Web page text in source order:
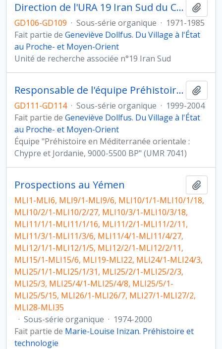
Direction de l'URA 19 Iran Sud du Centre de recherches archéologiques (CNRS)
GD106-GD109 · Sous-série organique · 1971-1985
Fait partie de Geneviève Dollfus. Du Village à l'État
au Proche- et Moyen-Orient
Unité de recherche associée n°19 Iran Sud
Responsable de l'équipe Préhistoire en Méditerranée orientale (UMR 7041, Archéologies et Sciences de l'Antiquité)
GD111-GD114 · Sous-série organique · 1999-2004
Fait partie de Geneviève Dollfus. Du Village à l'État
au Proche- et Moyen-Orient
Équipe "Préhistoire en Méditerranée orientale :
Chypre et Jordanie, 9000-5500 BP" (UMR 7041)
Prospections au Yémen
MLI1-MLI6, MLI9/1-MLI9/6, MLI10/1/1-MLI10/1/18,
MLI10/2/1-MLI10/2/27, MLI10/3/1-MLI10/3/18,
MLI11/1/1-MLI11/1/16, MLI11/2/1-MLI11/2/11,
MLI11/3/1-MLI11/3/6, MLI11/4/1-MLI11/4/27,
MLI12/1/1-MLI12/1/5, MLI12/2/1-MLI12/2/11,
MLI15/1-MLI15/6, MLI19-MLI22, MLI24/1-MLI24/3,
MLI25/1/1-MLI25/1/31, MLI25/2/1-MLI25/2/3,
MLI25/3, MLI25/4/1-MLI25/4/8, MLI25/5/1-
MLI25/5/15, MLI26/1-MLI26/7, MLI27/1-MLI27/2,
MLI28-MLI35
· Sous-série organique · 1974-2000
Fait partie de Marie-Louise Inizan. Préhistoire et
technologie